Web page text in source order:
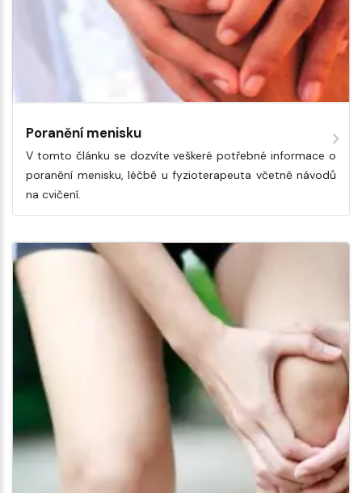
Poranění menisku
V tomto článku se dozvíte veškeré potřebné informace o
poranění menisku, léčbě u fyzioterapeuta včetně návodů
na cvičení.